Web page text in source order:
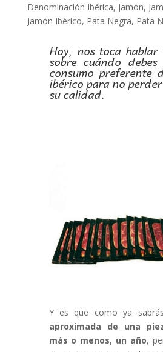
Denominación Ibérica, Jamón,
Jamón Ibérico, Pata Negra, Pata
Hoy, nos toca hablar
sobre cuándo
consumo preferente
ibérico para no
su calidad.
Y es que como ya
aproximada de una
más o menos, un año,